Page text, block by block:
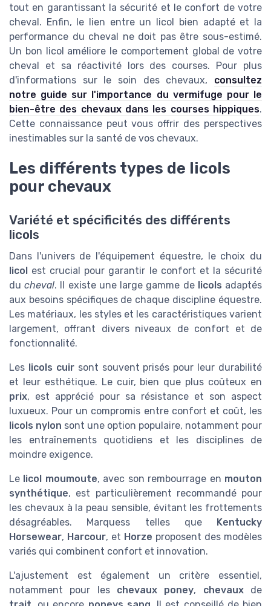
tout en garantissant la sécurité et le confort de votre
cheval. Enfin, le lien entre un licol bien adapté et la
performance du cheval ne doit pas être sous-estimé.
Un bon licol améliore le comportement global de votre
cheval et sa réactivité lors des courses. Pour plus
d'informations sur le soin des chevaux, consultez
notre guide sur l'importance du vermifuge pour le
bien-être des chevaux dans les courses hippiques.
Cette connaissance peut vous offrir des perspectives
inestimables sur la santé de vos chevaux.
Les différents types de licols
pour chevaux
Variété et spécificités des différents
licols
Dans l'univers de l'équipement équestre, le choix du
licol
est crucial pour garantir le confort et la sécurité
ducheval. Il existe une large gamme de licols adaptés
aux besoins spécifiques de chaque discipline équestre.
Les matériaux, les styles et les caractéristiques varient
largement, offrant divers niveaux de confort et de
fonctionnalité.
Les licols cuirsont souvent prisés pour leur durabilité
et leur esthétique. Le cuir, bien que plus coûteux en
prix, est apprécié pour sa résistance et son aspect
luxueux. Pour un compromis entre confort et coût, les
licols nylon sont une option populaire, notamment pour
les entraînements quotidiens et les disciplines de
moindre exigence.
Le licol moumoute, avec son rembourrage en mouton
synthétique, est particulièrement recommandé pour
les chevaux à la peau sensible, évitant les frottements
désagréables. Marquess telles que
Kentucky
Horsewear, Harcour, et Horze proposent des modèles
variés qui combinent confort et innovation.
L'ajustement est également un critère essentiel,
notamment pour les chevaux poney, chevauxde